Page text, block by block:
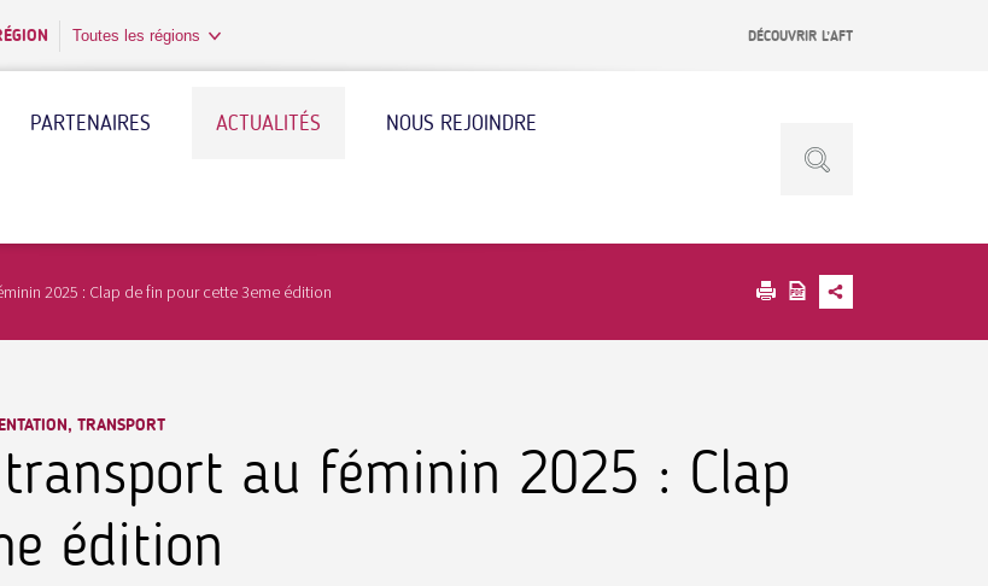
Toutes les régions DÉCOUVRIR L’AFT
PARTENAIRES ACTUALITÉS NOUS REJOINDRE
2025 : Clap de fin pour cette 3eme édition
TRANSPORT
au féminin 2025 : Clap
édition